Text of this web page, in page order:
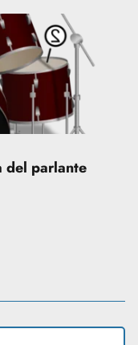
del parlante